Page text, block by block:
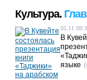
Культура.
05.11
В
языке